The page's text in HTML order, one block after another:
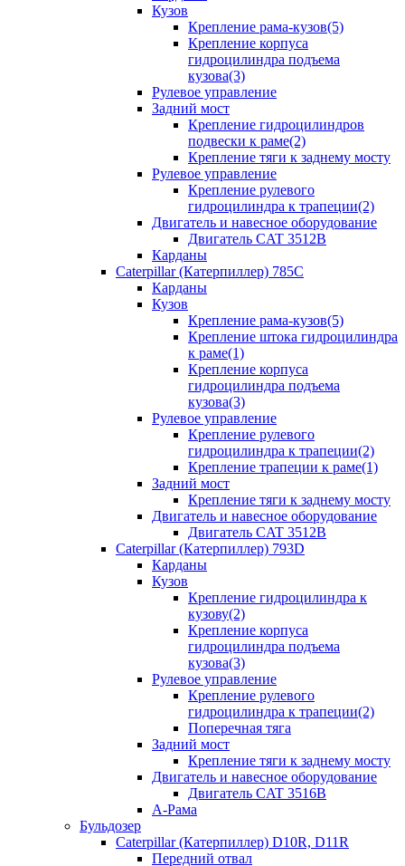
Кузов
Крепление рама-кузов(5)
Крепление корпуса
гидроцилиндра подъема
кузова(3)
Рулевое управление
Задний мост
Крепление гидроцилиндров
подвески к раме(2)
Крепление тяги к заднему мосту
Рулевое управление
Крепление рулевого
гидроцилиндра к трапеции(2)
Двигатель и навесное оборудование
Двигатель CAT 3512B
Карданы
Caterpillar (Катерпиллер) 785C
Карданы
Кузов
Крепление рама-кузов(5)
Крепление штока гидроцилиндра
к раме(1)
Крепление корпуса
гидроцилиндра подъема
кузова(3)
Рулевое управление
Крепление рулевого
гидроцилиндра к трапеции(2)
Крепление трапеции к раме(1)
Задний мост
Крепление тяги к заднему мосту
Двигатель и навесное оборудование
Двигатель CAT 3512B
Caterpillar (Катерпиллер) 793D
Карданы
Кузов
Крепление гидроцилиндра к
кузову(2)
Крепление корпуса
гидроцилиндра подъема
кузова(3)
Рулевое управление
Крепление рулевого
гидроцилиндра к трапеции(2)
Поперечная тяга
Задний мост
Крепление тяги к заднему мосту
Двигатель и навесное оборудование
Двигатель CAT 3516B
А-Рама
Бульдозер
Caterpillar (Катерпиллер) D10R, D11R
Передний отвал